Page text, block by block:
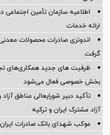
اطلاعیه سازمان تأمین
ارائه خدمات
اندونزی صادرات محصولات
گرفت
ظرفیت های جدید همکاری‌های
بخش خصوصی فعال می‌شود
تأکید دبیر شورایعالی مناطق
آزاد مشترک ایران و ترکیه
موکب شهدای بانک صادرات